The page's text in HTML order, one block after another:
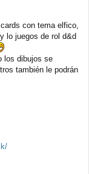
con tema elfico,
lo juegos de rol d&d
los dibujos se
también le podrán